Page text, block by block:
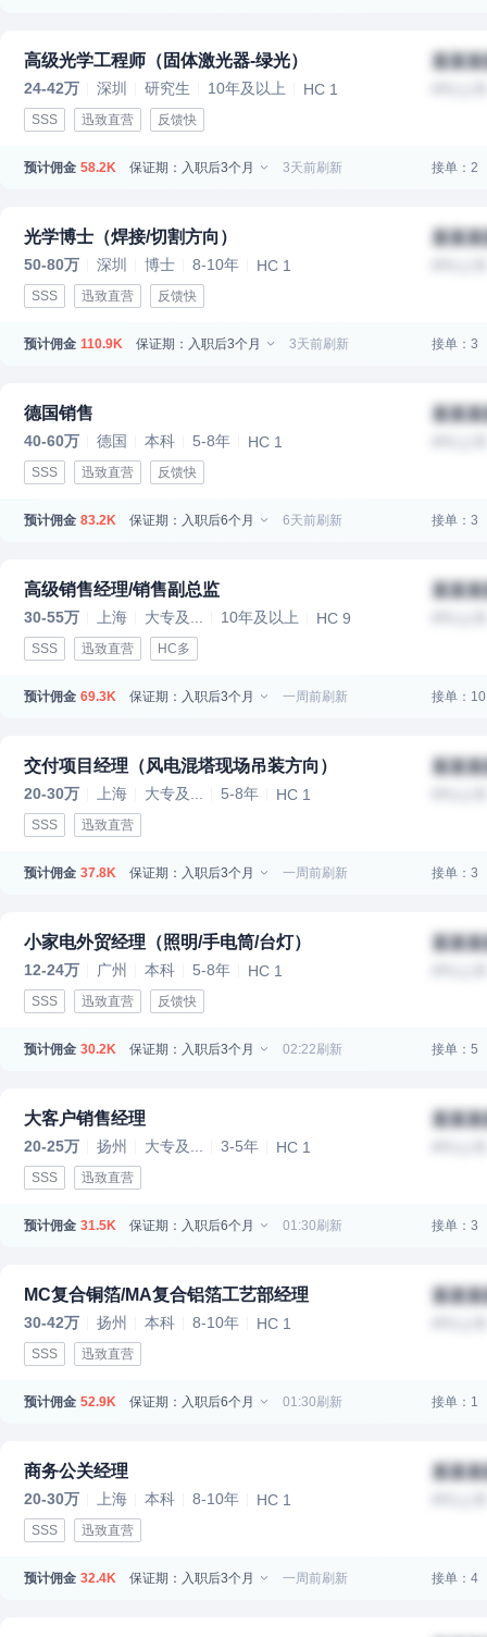
高级光学工程师（固体激光器-绿光）
24-42万 深圳 研究生 10年及以上 HC 1
SSS 迅致直营 反馈快
某某
预计佣金 58.2K 保证期：入职后3个月 3天前刷新 接单：2
光学博士（焊接/切割方向）
50-80万 深圳 博士 8-10年 HC 1
SSS 迅致直营 反馈快
某某
预计佣金 110.9K 保证期：入职后3个月 3天前刷新 接单：3
德国销售
40-60万 德国 本科 5-8年 HC 1
SSS 迅致直营 反馈快
某某
预计佣金 83.2K 保证期：入职后6个月 6天前刷新 接单：3
高级销售经理/销售副总监
30-55万 上海 大专及... 10年及以上 HC 9
SSS 迅致直营 HC多
某某
预计佣金 69.3K 保证期：入职后3个月 一周前刷新 接单：10
交付项目经理（风电混塔现场吊装方向）
20-30万 上海 大专及... 5-8年 HC 1
SSS 迅致直营
某某
预计佣金 37.8K 保证期：入职后3个月 一周前刷新 接单：3
小家电外贸经理（照明/手电筒/台灯）
12-24万 广州 本科 5-8年 HC 1
SSS 迅致直营 反馈快
某某
预计佣金 30.2K 保证期：入职后3个月 02:22刷新 接单：5
大客户销售经理
20-25万 扬州 大专及... 3-5年 HC 1
SSS 迅致直营
某某
预计佣金 31.5K 保证期：入职后6个月 01:30刷新 接单：3
MC复合铜箔/MA复合铝箔工艺部经理
30-42万 扬州 本科 8-10年 HC 1
SSS 迅致直营
某某
预计佣金 52.9K 保证期：入职后6个月 01:30刷新 接单：1
商务公关经理
20-30万 上海 本科 8-10年 HC 1
SSS 迅致直营
某某
预计佣金 32.4K 保证期：入职后3个月 一周前刷新 接单：4